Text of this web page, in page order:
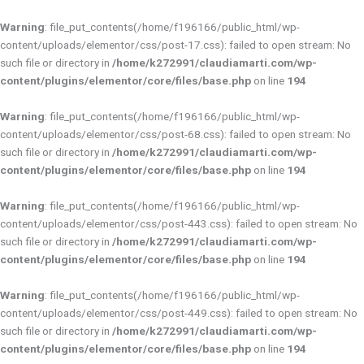
Warning: file_put_contents(/home/f196166/public_html/wp-
content/uploads/elementor/css/post-17.css): failed to open stream: No
such file or directory in /home/k272991/claudiamarti.com/wp-
content/plugins/elementor/core/files/base.php on line 194
Warning: file_put_contents(/home/f196166/public_html/wp-
content/uploads/elementor/css/post-68.css): failed to open stream: No
such file or directory in /home/k272991/claudiamarti.com/wp-
content/plugins/elementor/core/files/base.php on line 194
Warning: file_put_contents(/home/f196166/public_html/wp-
content/uploads/elementor/css/post-443.css): failed to open stream: No
such file or directory in /home/k272991/claudiamarti.com/wp-
content/plugins/elementor/core/files/base.php on line 194
Warning: file_put_contents(/home/f196166/public_html/wp-
content/uploads/elementor/css/post-449.css): failed to open stream: No
such file or directory in /home/k272991/claudiamarti.com/wp-
content/plugins/elementor/core/files/base.php on line 194
al
contenido